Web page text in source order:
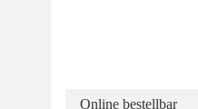
Online bestellbar